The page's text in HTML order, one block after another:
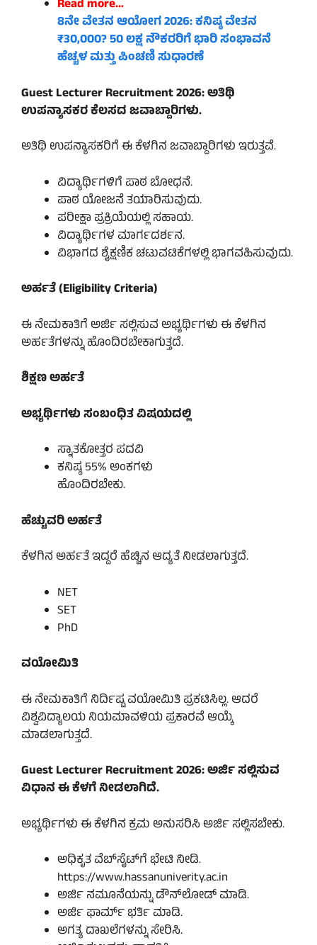
Read more…
8ನೇ ವೇತನ ಆಯೋಗ 2026: ಕನಿಷ್ಠ ವೇತನ
₹30,000? 50 ಲಕ್ಷ ನೌಕರರಿಗೆ ಭಾರಿ ಸಂಭಾವನೆ
ಹೆಚ್ಚಳ ಮತ್ತು ಪಿಂಚಣಿ ಸುಧಾರಣೆ
Guest Lecturer Recruitment 2026: ಅತಿಥಿ
ಉಪನ್ಯಾಸಕರ ಕೆಲಸದ ಜವಾಬ್ದಾರಿಗಳು.
ಅತಿಥಿ ಉಪನ್ಯಾಸಕರಿಗೆ ಈ ಕೆಳಗಿನ ಜವಾಬ್ದಾರಿಗಳು ಇರುತ್ತವೆ.
ವಿದ್ಯಾರ್ಥಿಗಳಿಗೆ ಪಾಠ ಬೋಧನೆ.
ಪಾಠ ಯೋಜನೆ ತಯಾರಿಸುವುದು.
ಪರೀಕ್ಷಾ ಪ್ರಕ್ರಿಯೆಯಲ್ಲಿ ಸಹಾಯ.
ವಿದ್ಯಾರ್ಥಿಗಳ ಮಾರ್ಗದರ್ಶನ.
ವಿಭಾಗದ ಶೈಕ್ಷಣಿಕ ಚಟುವಟಿಕೆಗಳಲ್ಲಿ ಭಾಗವಹಿಸುವುದು.
ಅರ್ಹತೆ (Eligibility Criteria)
ಈ ನೇಮಕಾತಿಗೆ ಅರ್ಜಿ ಸಲ್ಲಿಸುವ ಅಭ್ಯರ್ಥಿಗಳು ಈ ಕೆಳಗಿನ
ಅರ್ಹತೆಗಳನ್ನು ಹೊಂದಿರಬೇಕಾಗುತ್ತದೆ.
ಶಿಕ್ಷಣ ಅರ್ಹತೆ
ಅಭ್ಯರ್ಥಿಗಳು ಸಂಬಂಧಿತ ವಿಷಯದಲ್ಲಿ
ಸ್ನಾತಕೋತ್ತರ ಪದವಿ
ಕನಿಷ್ಠ 55% ಅಂಕಗಳು
ಹೊಂದಿರಬೇಕು.
ಹೆಚ್ಚುವರಿ ಅರ್ಹತೆ
ಕೆಳಗಿನ ಅರ್ಹತೆ ಇದ್ದರೆ ಹೆಚ್ಚಿನ ಆದ್ಯತೆ ನೀಡಲಾಗುತ್ತದೆ.
NET
SET
PhD
ವಯೋಮಿತಿ
ಈ ನೇಮಕಾತಿಗೆ ನಿರ್ದಿಷ್ಟ ವಯೋಮಿತಿ ಪ್ರಕಟಿಸಿಲ್ಲ. ಆದರೆ
ವಿಶ್ವವಿದ್ಯಾಲಯ ನಿಯಮಾವಳಿಯ ಪ್ರಕಾರವೆ ಆಯ್ಕೆ
ಮಾಡಲಾಗುತ್ತದೆ.
Guest Lecturer Recruitment 2026: ಅರ್ಜಿ ಸಲ್ಲಿಸುವ
ವಿಧಾನ ಈ ಕೆಳಗೆ ನೀಡಲಾಗಿದೆ.
ಅಭ್ಯರ್ಥಿಗಳು ಈ ಕೆಳಗಿನ ಕ್ರಮ ಅನುಸರಿಸಿ ಅರ್ಜಿ ಸಲ್ಲಿಸಬೇಕು.
ಅಧಿಕೃತ ವೆಬ್‌ಸೈಟ್‌ಗೆ ಭೇಟಿ ನೀಡಿ.
https://www.hassanuniverity.ac.in
ಅರ್ಜಿ ನಮೂನೆಯನ್ನು ಡೌನ್‌ಲೋಡ್ ಮಾಡಿ.
ಅರ್ಜಿ ಫಾರ್ಮ್ ಭರ್ತಿ ಮಾಡಿ.
ಅಗತ್ಯ ದಾಖಲೆಗಳನ್ನು ಸೇರಿಸಿ.